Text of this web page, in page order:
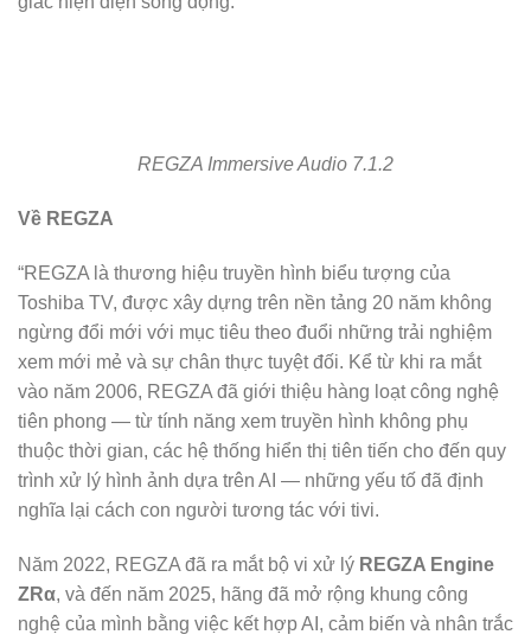
REGZA Immersive Audio 7.1.2
Về REGZA
“REGZA là thương hiệu truyền hình biểu tượng của
Toshiba TV, được xây dựng trên nền tảng 20 năm không
ngừng đổi mới với mục tiêu theo đuổi những trải nghiệm
xem mới mẻ và sự chân thực tuyệt đối. Kể từ khi ra mắt
vào năm 2006, REGZA đã giới thiệu hàng loạt công nghệ
tiên phong — từ tính năng xem truyền hình không phụ
thuộc thời gian, các hệ thống hiển thị tiên tiến cho đến quy
trình xử lý hình ảnh dựa trên AI — những yếu tố đã định
nghĩa lại cách con người tương tác với tivi.
Năm 2022, REGZA đã ra mắt bộ vi xử lý REGZA Engine
ZRα, và đến năm 2025, hãng đã mở rộng khung công
nghệ của mình bằng việc kết hợp AI, cảm biến và nhân trắc